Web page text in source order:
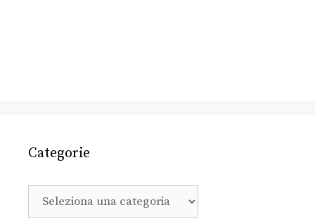
Categorie